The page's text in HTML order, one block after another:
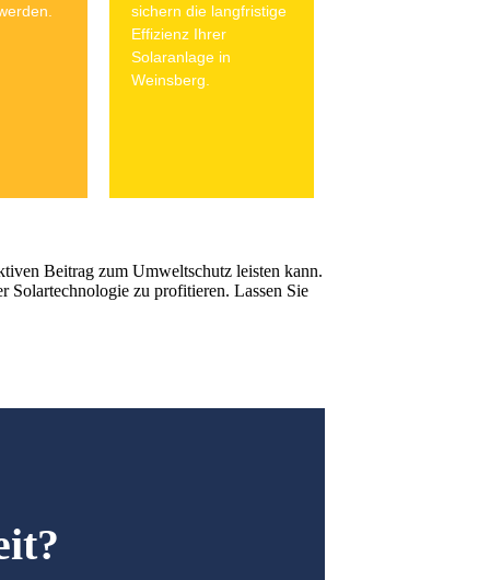
sichern die langfristige
Effizienz Ihrer
Solaranlage in
Weinsberg.
Beitrag zum Umweltschutz leisten kann.
Solartechnologie zu profitieren. Lassen Sie